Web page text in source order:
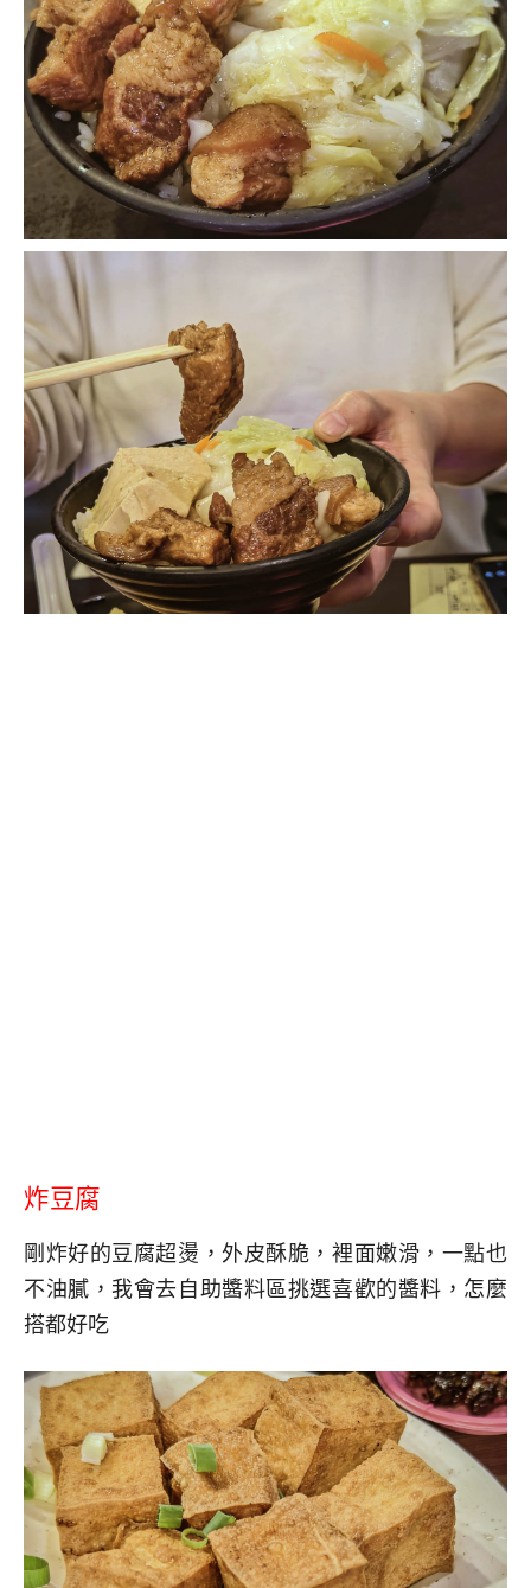
炸豆腐
剛炸好的豆腐超燙，外皮酥脆，裡面嫩滑，一點也
不油膩，我會去自助醬料區挑選喜歡的醬料，怎麼
搭都好吃